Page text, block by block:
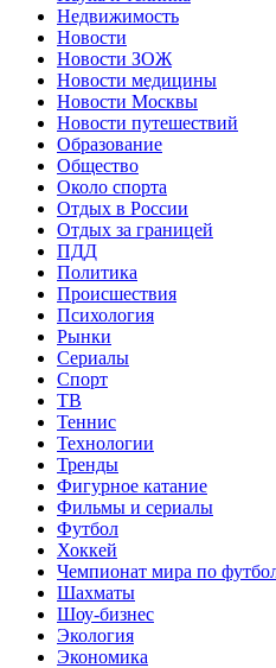
Недвижимость
Новости
Новости ЗОЖ
Новости медицины
Новости Москвы
Новости путешествий
Образование
Общество
Около спорта
Отдых в России
Отдых за границей
ПДД
Политика
Происшествия
Психология
Рынки
Сериалы
Спорт
ТВ
Теннис
Технологии
Тренды
Фигурное катание
Фильмы и сериалы
Футбол
Хоккей
Чемпионат мира по
Шахматы
Шоу-бизнес
Экология
Экономика